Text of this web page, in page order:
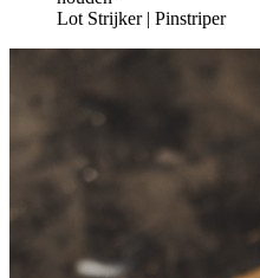
Lot Strijker | Pinstriper